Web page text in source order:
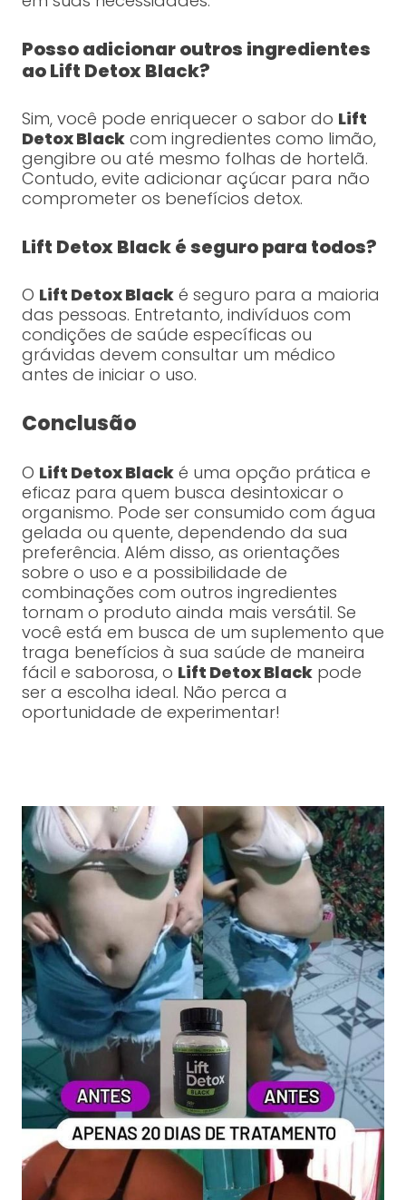
Posso adicionar outros ingredientes
ao Lift Detox Black?
Sim, você pode enriquecer o sabor do Lift
Detox Blackcom ingredientes como limão,
gengibre ou até mesmo folhas de hortelã.
Contudo, evite adicionar açúcar para não
comprometer os benefícios detox.
Lift Detox Black é seguro para todos?
O Lift Detox Blacké seguro para a maioria
das pessoas. Entretanto, indivíduos com
condições de saúde específicas ou
grávidas devem consultar um médico
antes de iniciar o uso.
Conclusão
O Lift Detox Blacké uma opção prática e
eficaz para quem busca desintoxicar o
organismo. Pode ser consumido com água
gelada ou quente, dependendo da sua
preferência. Além disso, as orientações
sobre o uso e a possibilidade de
combinações com outros ingredientes
tornam o produto ainda mais versátil. Se
você está em busca de um suplemento que
traga benefícios à sua saúde de maneira
fácil e saborosa, o Lift Detox Blackpode
ser a escolha ideal. Não perca a
oportunidade de experimentar!